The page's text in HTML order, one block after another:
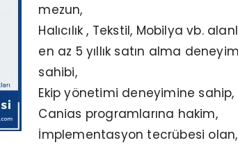
mezun,
Halıcılık , Tekstil, Mobilya vb.
en az 5 yıllık satın alma
sahibi,
Ekip yönetimi deneyimine sahip,
Canias programlarına hakim,
İmplementasyon tecrübesi olan,